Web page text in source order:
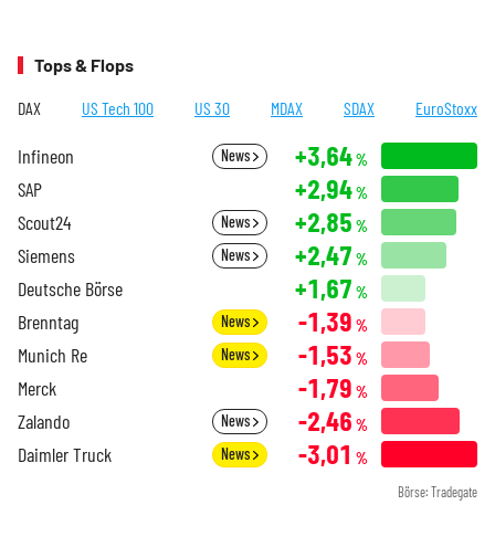
Tops & Flops
DAX US Tech 100 US 30 MDAX SDAX EuroStoxx
Infineon News +3,64%
SAP +2,94%
Scout24 News +2,85 %
Siemens News +2,47 %
Deutsche Börse +1,67 %
Brenntag News -1,39 %
Munich Re News -1,53 %
Merck -1,79 %
Zalando News -2,46 %
Daimler Truck News -3,01 %
Börse: Tradegate